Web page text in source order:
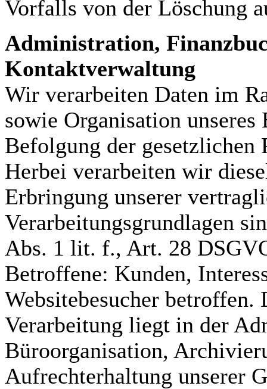
Vorfalls von der Löschung
Administration,
Kontaktverwaltung
Wir verarbeiten Daten im
sowie Organisation
Befolgung der
Herbei verarbeiten wir
Erbringung unserer
Verarbeitungsgrundlagen
Abs. 1 lit. f., Art. 28
Betroffene: Kunden,
Websitebesucher betroffen.
Verarbeitung liegt in der
Büroorganisation,
Aufrechterhaltung unserer